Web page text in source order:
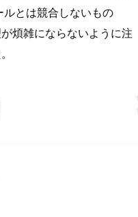
とは競合しないもの
煩雑にならないように注